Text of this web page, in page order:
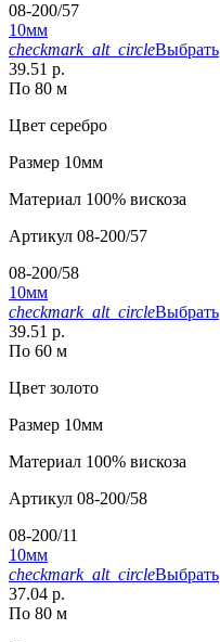
08-200/57
10мм
checkmark_alt_circleВыбрать
39.51 р.
По 80 м
Цвет серебро
Размер 10мм
Материал 100% вискоза
Артикул 08-200/57
08-200/58
10мм
checkmark_alt_circleВыбрать
39.51 р.
По 60 м
Цвет золото
Размер 10мм
Материал 100% вискоза
Артикул 08-200/58
08-200/11
10мм
checkmark_alt_circleВыбрать
37.04 р.
По 80 м